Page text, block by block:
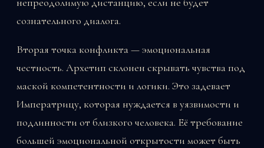
сознательного диалога.
Вторая точка конфликта — эмоциональная
честность. Архетип склонен скрывать чувства под
маской компетентности и логики. Это задевает
Императрицу, которая нуждается в уязвимости и
подлинности от близкого человека. Её требование
большей эмоциональной открытости может быть